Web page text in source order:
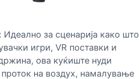
Идеално за сценарија како што
игри, VR поставки и
ова куќиште нуди
на воздух, намалување